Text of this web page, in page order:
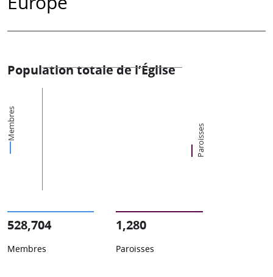
Population totale de l’Église
Membres Paroisses
528,704
Membres
1,280
Paroisses